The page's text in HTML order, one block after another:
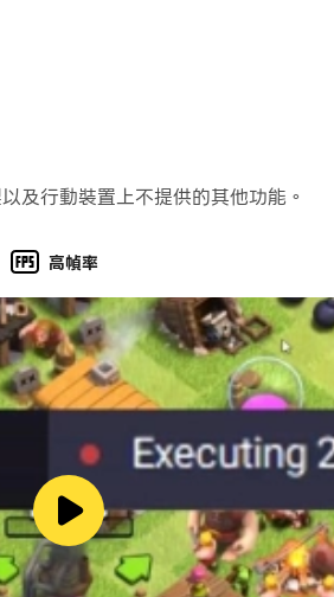
及行動裝置上不提供的其他功能。
高幀率